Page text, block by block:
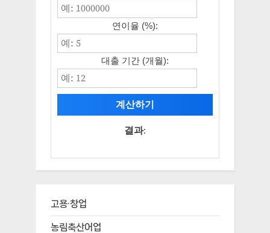
연이율 (%):
대출 기간 (개월):
계산하기
결과:
고용·창업
농림축산어업